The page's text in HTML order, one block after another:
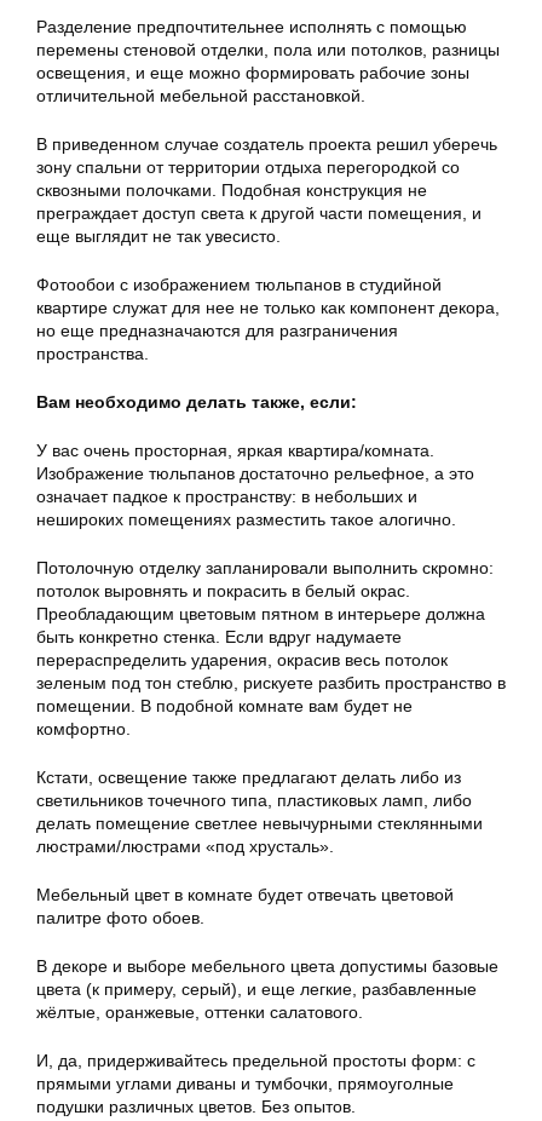
Разделение предпочтительнее исполнять с помощью
перемены стеновой отделки, пола или потолков, разницы
освещения, и еще можно формировать рабочие зоны
отличительной мебельной расстановкой.
В приведенном случае создатель проекта решил уберечь
зону спальни от территории отдыха перегородкой со
сквозными полочками. Подобная конструкция не
преграждает доступ света к другой части помещения, и
еще выглядит не так увесисто.
Фотообои с изображением тюльпанов в студийной
квартире служат для нее не только как компонент декора,
но еще предназначаются для разграничения
пространства.
Вам необходимо делать также, если:
У вас очень просторная, яркая квартира/комната.
Изображение тюльпанов достаточно рельефное, а это
означает падкое к пространству: в небольших и
нешироких помещениях разместить такое алогично.
Потолочную отделку запланировали выполнить скромно:
потолок выровнять и покрасить в белый окрас.
Преобладающим цветовым пятном в интерьере должна
быть конкретно стенка. Если вдруг надумаете
перераспределить ударения, окрасив весь потолок
зеленым под тон стеблю, рискуете разбить пространство в
помещении. В подобной комнате вам будет не
комфортно.
Кстати, освещение также предлагают делать либо из
светильников точечного типа, пластиковых ламп, либо
делать помещение светлее невычурными стеклянными
люстрами/люстрами «под хрусталь».
Мебельный цвет в комнате будет отвечать цветовой
палитре фото обоев.
В декоре и выборе мебельного цвета допустимы базовые
цвета (к примеру, серый), и еще легкие, разбавленные
жёлтые, оранжевые, оттенки салатового.
И, да, придерживайтесь предельной простоты форм: с
прямыми углами диваны и тумбочки, прямоуголные
подушки различных цветов. Без опытов.